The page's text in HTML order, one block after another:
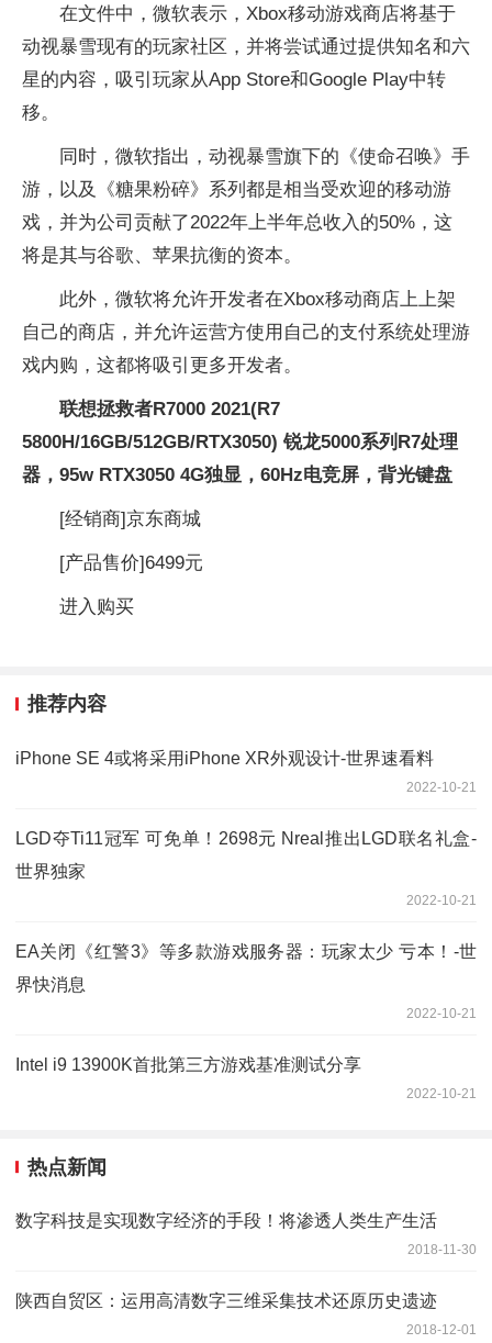
在文件中，微软表示，Xbox移动游戏商店将基于
动视暴雪现有的玩家社区，并将尝试通过提供知名和六
星的内容，吸引玩家从App Store和Google Play中转
移。
同时，微软指出，动视暴雪旗下的《使命召唤》手
游，以及《糖果粉碎》系列都是相当受欢迎的移动游
戏，并为公司贡献了2022年上半年总收入的50%，这
将是其与谷歌、苹果抗衡的资本。
此外，微软将允许开发者在Xbox移动商店上上架
自己的商店，并允许运营方使用自己的支付系统处理游
戏内购，这都将吸引更多开发者。
联想拯救者R7000 2021(R7
5800H/16GB/512GB/RTX3050) 锐龙5000系列R7处理
器，95w RTX3050 4G独显，60Hz电竞屏，背光键盘
[经销商]京东商城
[产品售价]6499元
进入购买
推荐内容
iPhone SE 4或将采用iPhone XR外观设计-世界速看料
2022-10-21
LGD夺Ti11冠军 可免单！2698元 Nreal推出LGD联名礼盒-
世界独家
2022-10-21
EA关闭《红警3》等多款游戏服务器：玩家太少 亏本！-世
界快消息
2022-10-21
Intel i9 13900K首批第三方游戏基准测试分享
2022-10-21
热点新闻
数字科技是实现数字经济的手段！将渗透人类生产生活
2018-11-30
陕西自贸区：运用高清数字三维采集技术还原历史遗迹
2018-12-01